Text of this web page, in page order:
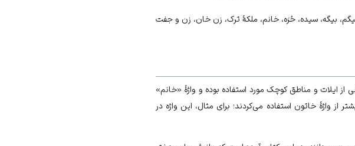
بیگه، سیده، حُرَه، خانم، ملکهٔ ترک، زن خان، زن و جفت
از ایلات و مناطق کوچک مورد استفاده بوده و واژهٔ «خانم»
از واژهٔ خاتون استفاده می‌کردند؛ برای مثال، این واژه در